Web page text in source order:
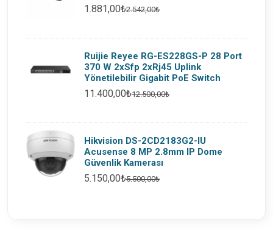
1.881,00₺2.542,00₺
Ruijie Reyee RG-ES228GS-P 28 Port
370 W 2xSfp 2xRj45 Uplink
Yönetilebilir Gigabit PoE Switch
11.400,00₺12.500,00₺
Hikvision DS-2CD2183G2-IU
Acusense 8 MP 2.8mm IP Dome
Güvenlik Kamerası
5.150,00₺5.500,00₺